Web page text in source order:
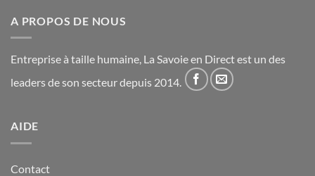
A PROPOS DE NOUS
Entreprise à taille humaine, La Savoie en Direct est un des
leaders de son secteur depuis 2014.
AIDE
Contact